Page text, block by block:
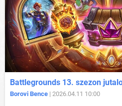
Battlegrounds 13. szezon
Borovi Bence | 2026.04.11 10:00